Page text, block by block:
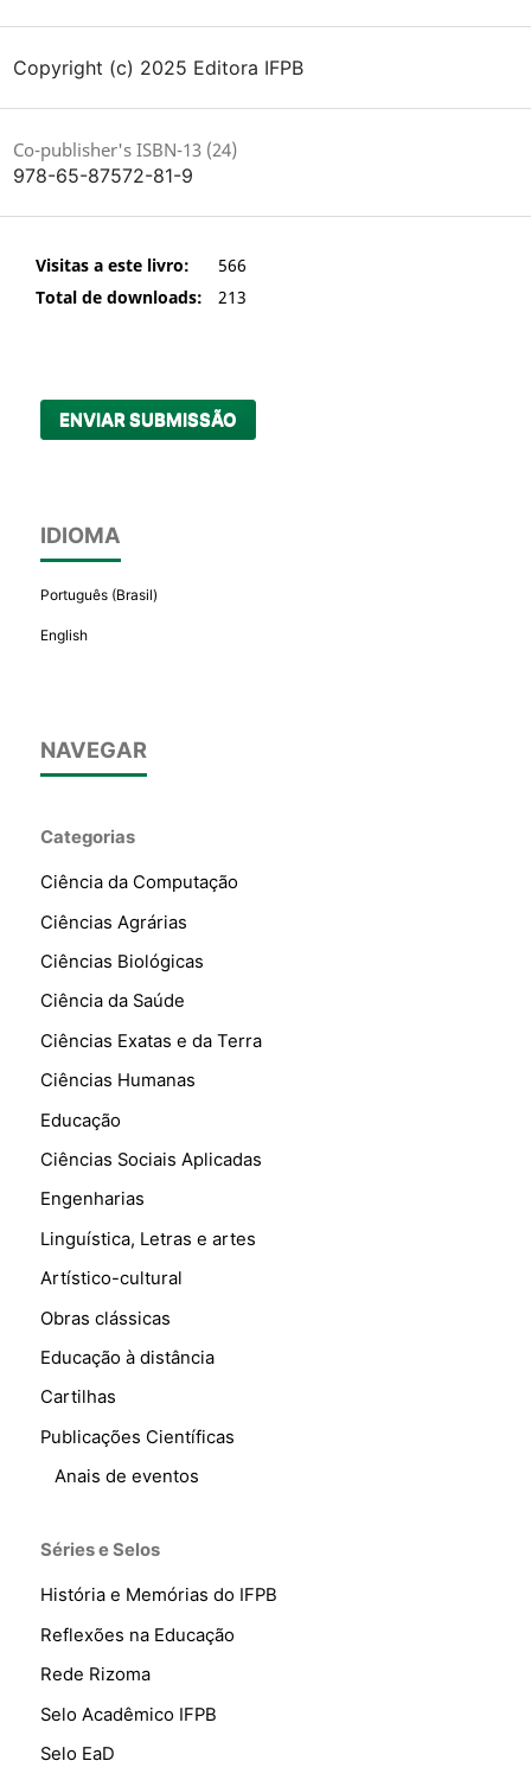
Copyright (c) 2025 Editora IFPB
Co-publisher's ISBN-13 (24)
978-65-87572-81-9
Visitas a este livro:
566
Total de downloads:
213
ENVIAR SUBMISSÃO
IDIOMA
Português (Brasil)
English
NAVEGAR
Categorias
Ciência da Computação
Ciências Agrárias
Ciências Biológicas
Ciência da Saúde
Ciências Exatas e da Terra
Ciências Humanas
Educação
Ciências Sociais Aplicadas
Engenharias
Linguística, Letras e artes
Artístico-cultural
Obras clássicas
Educação à distância
Cartilhas
Publicações Científicas
Anais de eventos
Séries e Selos
História e Memórias do IFPB
Reflexões na Educação
Rede Rizoma
Selo Acadêmico IFPB
Selo EaD